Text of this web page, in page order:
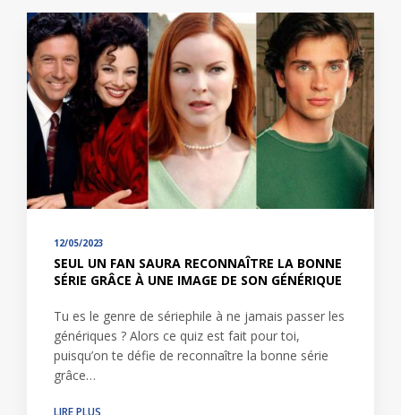
12/05/2023
SEUL UN FAN SAURA RECONNAÎTRE LA BONNE
SÉRIE GRÂCE À UNE IMAGE DE SON GÉNÉRIQUE
Tu es le genre de sériephile à ne jamais passer les
génériques ? Alors ce quiz est fait pour toi,
puisqu’on te défie de reconnaître la bonne série
grâce…
LIRE PLUS